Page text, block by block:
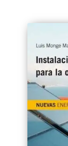
AVISO LEGAL
Black Friday 2025